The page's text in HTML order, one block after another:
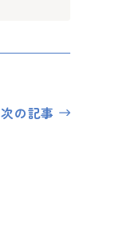
次の記事